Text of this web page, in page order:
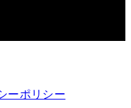
ーポリシー